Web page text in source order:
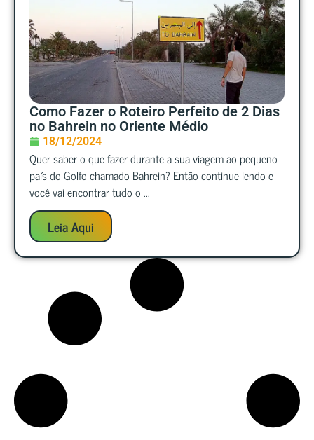
Como Fazer o Roteiro Perfeito de 2 Dias
no Bahrein no Oriente Médio
18/12/2024
Quer saber o que fazer durante a sua viagem ao pequeno
país do Golfo chamado Bahrein? Então continue lendo e
você vai encontrar tudo o ...
Leia Aqui